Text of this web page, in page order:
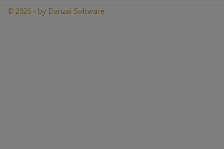
© 2026 - by Danzai Software